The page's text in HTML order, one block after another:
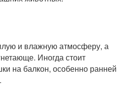
и влажную атмосферу, а
Иногда стоит
на балкон, особенно ранней